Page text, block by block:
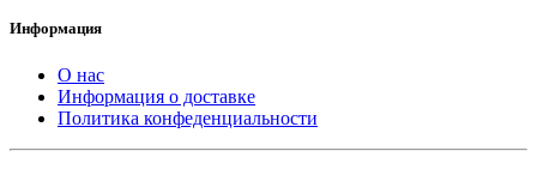
Информация
О нас
Информация о доставке
Политика конфеденциальности